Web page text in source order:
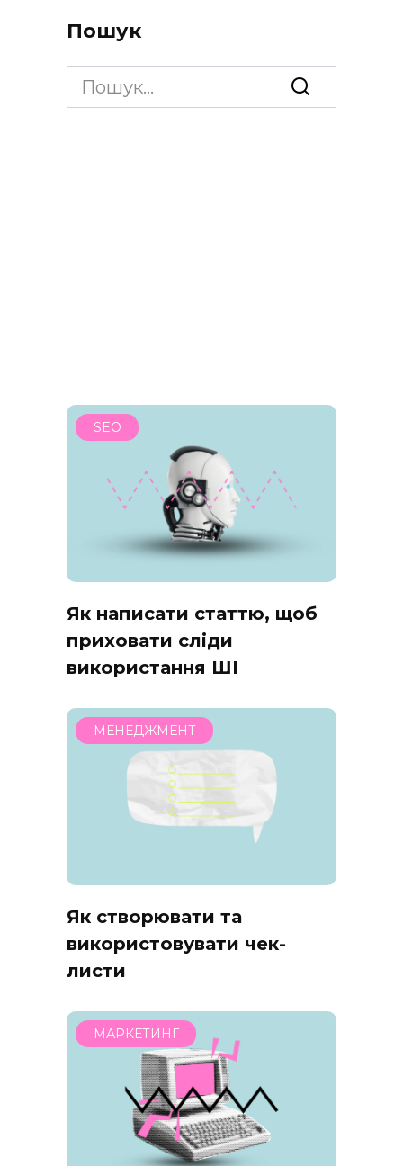
Пошук
Search
for:
SEO
Як написати статтю, щоб
приховати сліди
використання ШІ
МЕНЕДЖМЕНТ
Як створювати та
використовувати чек-
листи
МАРКЕТИНГ